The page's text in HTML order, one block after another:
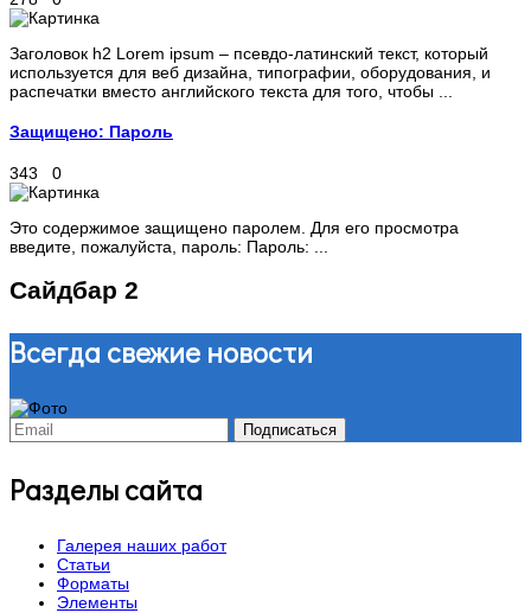
Заголовок h2 Lorem ipsum – псевдо-латинский текст, который
используется для веб дизайна, типографии, оборудования, и
распечатки вместо английского текста для того, чтобы ...
Защищено: Пароль
343 0
Это содержимое защищено паролем. Для его просмотра
введите, пожалуйста, пароль: Пароль: ...
Сайдбар 2
Всегда свежие новости
Разделы сайта
Галерея наших работ
Статьи
Форматы
Элементы